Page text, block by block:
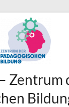
Zentrum